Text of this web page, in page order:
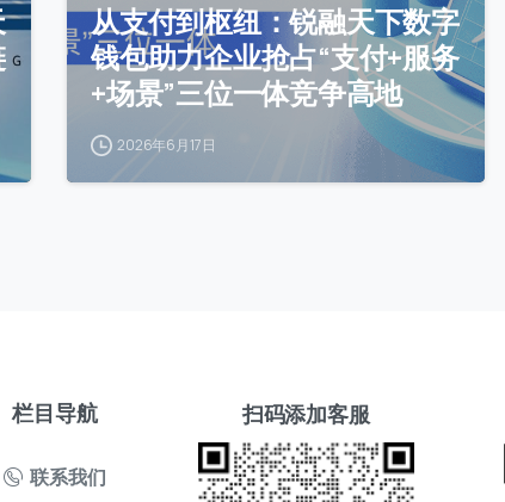
从支付到枢纽：锐融天下数字
钱包助力企业抢占“支付+服务
+场景”三位一体竞争高地
2026年6月17日
栏目导航
联系我们
扫码添加客服